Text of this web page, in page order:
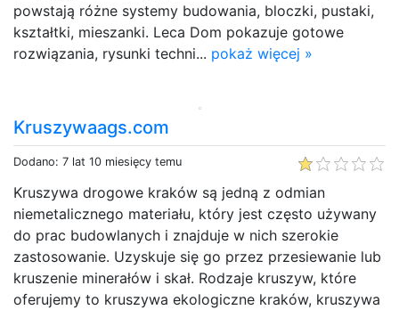
powstają różne systemy budowania, bloczki, pustaki,
kształtki, mieszanki. Leca Dom pokazuje gotowe
rozwiązania, rysunki techni... pokaż więcej »
Kruszywaags.com
Dodano: 7 lat 10 miesięcy temu
Kruszywa drogowe kraków są jedną z odmian
niemetalicznego materiału, który jest często używany
do prac budowlanych i znajduje w nich szerokie
zastosowanie. Uzyskuje się go przez przesiewanie lub
kruszenie minerałów i skał. Rodzaje kruszyw, które
oferujemy to kruszywa ekologiczne kraków, kruszywa